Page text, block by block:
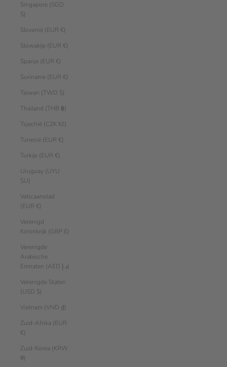
Singapore (SGD
$)
Slovenië (EUR €)
Slowakije (EUR €)
Spanje (EUR €)
Suriname (EUR €)
Taiwan (TWD $)
Thailand (THB ฿)
Tsjechië (CZK Kč)
Tunesië (EUR €)
Turkije (EUR €)
Uruguay (UYU
$U)
Vaticaanstad
(EUR €)
Verenigd
Koninkrijk (GBP £)
Verenigde
Arabische
Emiraten (AED د.إ)
Verenigde Staten
(USD $)
Vietnam (VND ₫)
Zuid-Afrika (EUR
€)
Zuid-Korea (KRW
₩)